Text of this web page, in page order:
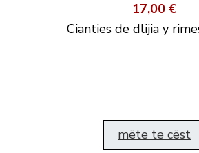
17,00 €
Cianties de dlijia y
mëte te cëst